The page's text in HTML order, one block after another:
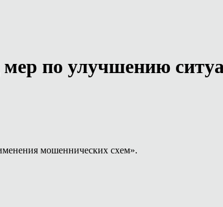
мер по улучшению
мошеннических схем».